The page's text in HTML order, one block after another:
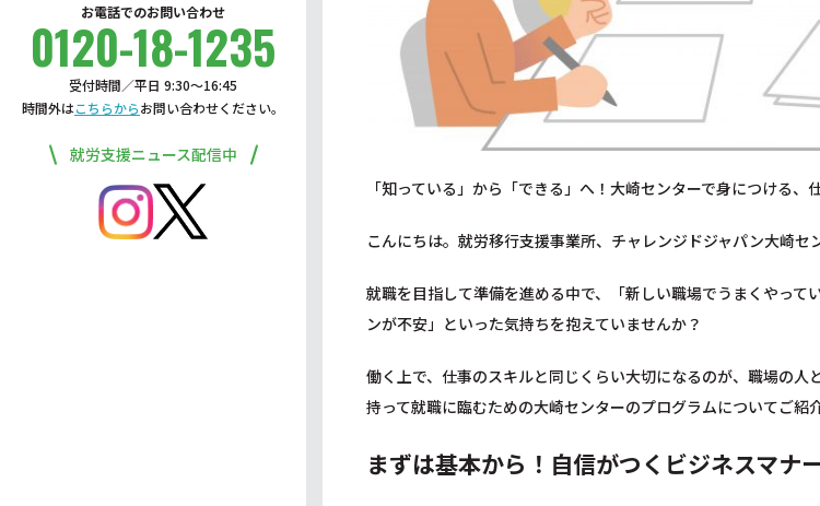
お電話でのお問い合わせ
0120-18-1235
受付時間／平日 9:30〜16:45
時間外はこちらからお問い合わせください。
就労支援ニュース配信中
「知っている」から「できる」へ！大崎センターで身につける
こんにちは。就労移行支援事業所、チャレンジドジャパン大崎セ
就職を目指して準備を進める中で、「新しい職場でうまくやっ
ンが不安」といった気持ちを抱えていませんか？
働く上で、仕事のスキルと同じくらい大切になるのが、職場の
持って就職に臨むための大崎センターのプログラムについてご紹介
まずは基本から！自信がつくビジネスマナ